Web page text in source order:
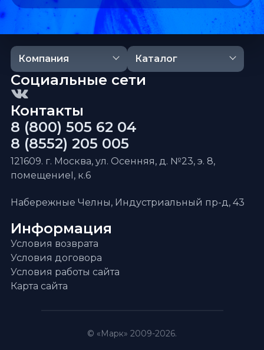
Компания Каталог
Информация
Условия возврата
Условия договора
Условия работы сайта
Карта сайта
Контакты
8 (800) 505 62 04
8 (8552) 205 005
121609. г. Москва, ул. Осенняя, д. №23, э. 8,
помещениеI, к.6
Набережные Челны, Индустриальный пр-д, 43
Социальные сети
© «Марк» 2009-2026.